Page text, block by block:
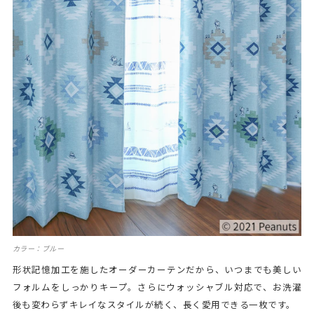
カラー：ブルー
形状記憶加工を施したオーダーカーテンだから、いつまでも美しい
フォルムをしっかりキープ。さらにウォッシャブル対応で、お洗濯
後も変わらずキレイなスタイルが続く、長く愛用できる一枚です。